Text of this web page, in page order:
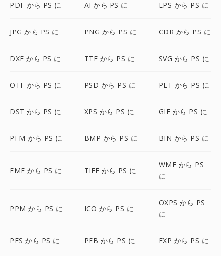
PDF から PS に AI から PS に EPS から PS に
JPG から PS に PNG から PS に CDR から PS に
DXF から PS に TTF から PS に SVG から PS に
OTF から PS に PSD から PS に PLT から PS に
DST から PS に XPS から PS に GIF から PS に
PFM から PS に BMP から PS に BIN から PS に
EMF から PS に TIFF から PS に
WMF から PS
に
PPM から PS に ICO から PS に
OXPS から PS
に
PES から PS に PFB から PS に EXP から PS に